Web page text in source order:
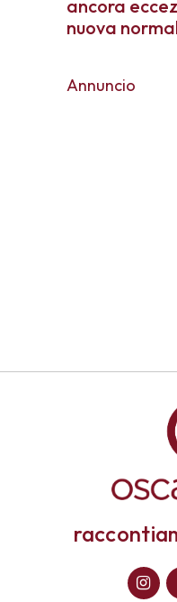
ancora
nuova
Annuncio